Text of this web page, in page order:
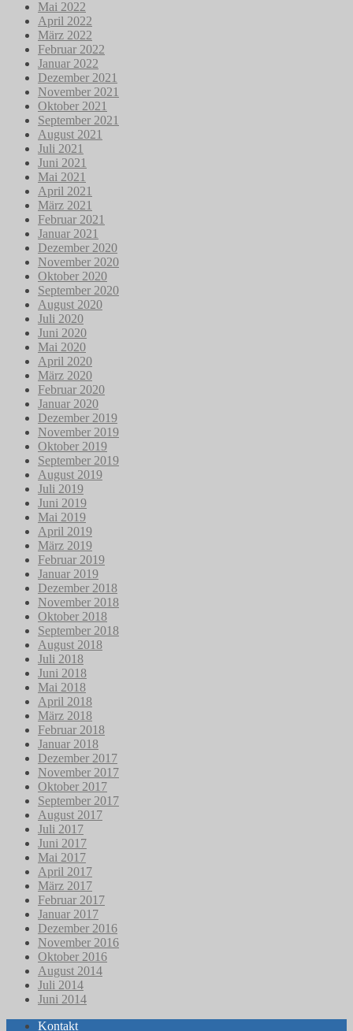
Mai 2022
April 2022
März 2022
Februar 2022
Januar 2022
Dezember 2021
November 2021
Oktober 2021
September 2021
August 2021
Juli 2021
Juni 2021
Mai 2021
April 2021
März 2021
Februar 2021
Januar 2021
Dezember 2020
November 2020
Oktober 2020
September 2020
August 2020
Juli 2020
Juni 2020
Mai 2020
April 2020
März 2020
Februar 2020
Januar 2020
Dezember 2019
November 2019
Oktober 2019
September 2019
August 2019
Juli 2019
Juni 2019
Mai 2019
April 2019
März 2019
Februar 2019
Januar 2019
Dezember 2018
November 2018
Oktober 2018
September 2018
August 2018
Juli 2018
Juni 2018
Mai 2018
April 2018
März 2018
Februar 2018
Januar 2018
Dezember 2017
November 2017
Oktober 2017
September 2017
August 2017
Juli 2017
Juni 2017
Mai 2017
April 2017
März 2017
Februar 2017
Januar 2017
Dezember 2016
November 2016
Oktober 2016
August 2014
Juli 2014
Juni 2014
Kontakt